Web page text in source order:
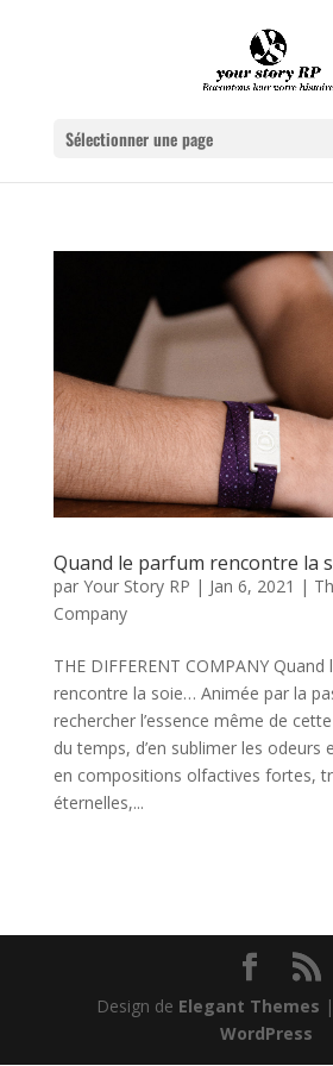
Sélectionner une page
Quand le parfum rencontre la
par Your Story RP | Jan 6, 2021 |
Company
THE DIFFERENT COMPANY
rencontre la soie… Animée par la
rechercher l’essence même de
du temps, d’en sublimer les
en compositions olfactives fortes,
éternelles,...
Design de Elegant Themes
WordPress